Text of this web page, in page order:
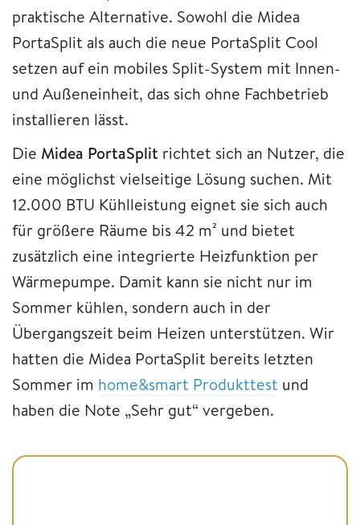
praktische Alternative. Sowohl die Midea
PortaSplit als auch die neue PortaSplit Cool
setzen auf ein mobiles Split-System mit Innen-
und Außeneinheit, das sich ohne Fachbetrieb
installieren lässt.
Die Midea PortaSplit richtet sich an Nutzer, die
eine möglichst vielseitige Lösung suchen. Mit
12.000 BTU Kühlleistung eignet sie sich auch
für größere Räume bis 42 m² und bietet
zusätzlich eine integrierte Heizfunktion per
Wärmepumpe. Damit kann sie nicht nur im
Sommer kühlen, sondern auch in der
Übergangszeit beim Heizen unterstützen. Wir
hatten die Midea PortaSplit bereits letzten
Sommer im home&smart Produkttest und
haben die Note „Sehr gut“ vergeben.